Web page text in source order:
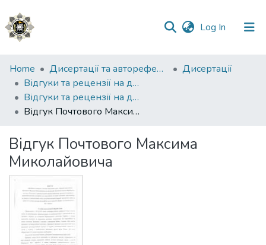
Log In (current)
Communities
&
Collections
All of DSpace
Statistics
Home Дисертації та автореферати
Дисертації
Відгуки та рецензії на дисертації
Відгуки та рецензії на дисертацію Плюшкіна Артема Юрійовича
Відгук Почтового Максима Миколайовича
Відгук Почтового Максима
Миколайовича